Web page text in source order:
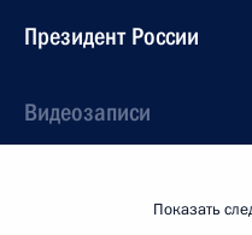
Президент России
Видеозаписи
Показать